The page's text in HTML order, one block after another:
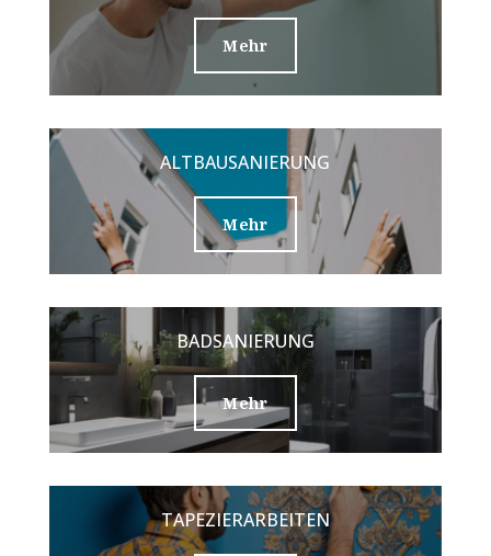
Mehr
ALTBAUSANIERUNG
Mehr
BADSANIERUNG
Mehr
TAPEZIERARBEITEN